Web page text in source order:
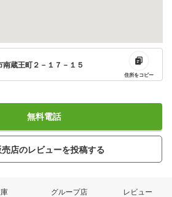
南蔵王町２－１７－１５
住所をコピー
無料電話
売店のレビューを投稿する
グループ店 レビュー